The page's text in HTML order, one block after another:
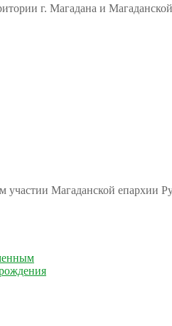
г. Магадана и
Магаданской епархии